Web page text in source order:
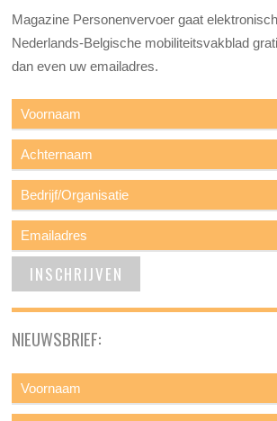
Magazine Personenvervoer gaat
Nederlands-Belgische mobiliteitsvakblad
dan even uw emailadres.
NIEUWSBRIEF: